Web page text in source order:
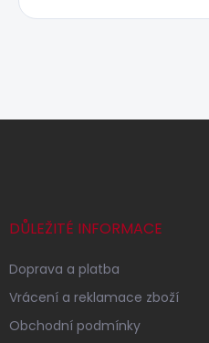
Z
DŮLEŽITÉ INFORMACE
Doprava a platba
Vrácení a reklamace zboží
Obchodní podmínky